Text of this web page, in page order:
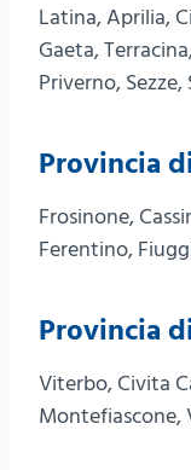
Latina, Aprilia,
Gaeta,
Priverno,
Provincia
Frosinone,
Ferentino,
Provincia
Viterbo, Civita
Montefiascone,